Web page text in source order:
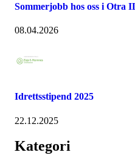
Sommerjobb hos oss i Otra
08.04.2026
Idrettsstipend 2025
22.12.2025
Kategori